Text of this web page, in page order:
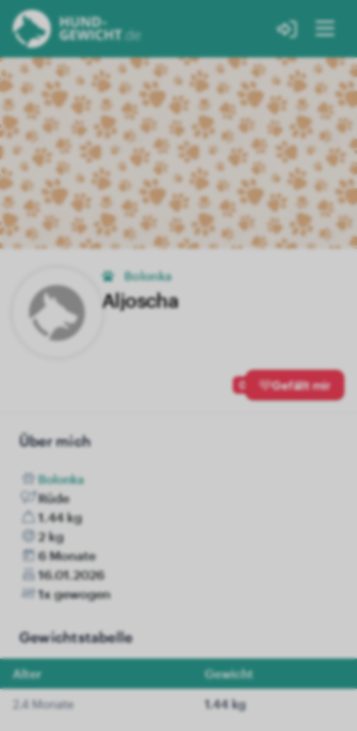
Bolonka
Aljoscha
0 Gefällt mir
Über mich
Bolonka
Rüde
1.44 kg
2 kg
6 Monate
16.01.2026
1x gewogen
Gewichtstabelle
Alter Gewicht
2.4 Monate 1.44 kg